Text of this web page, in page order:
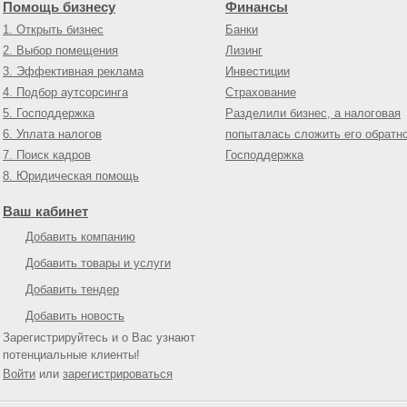
Помощь бизнесу
1. Открыть бизнес
2. Выбор помещения
3. Эффективная реклама
4. Подбор аутсорсинга
5. Господдержка
6. Уплата налогов
7. Поиск кадров
8. Юридическая помощь
Финансы
Банки
Лизинг
Инвестиции
Страхование
Разделили бизнес, а налоговая
попыталась сложить его
Господдержка
Ваш кабинет
Добавить компанию
Добавить товары и услуги
Добавить тендер
Добавить новость
Зарегистрируйтесь и о Вас узнают
потенциальные клиенты!
Войти или зарегистрироваться